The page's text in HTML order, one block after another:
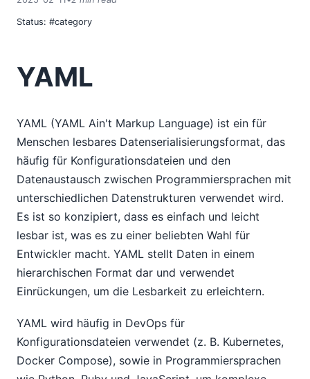
2010
2009
Status: #category
YAML
YAML (YAML Ain't Markup Language) ist ein für
Menschen lesbares Datenserialisierungsformat, das
häufig für Konfigurationsdateien und den
Datenaustausch zwischen Programmiersprachen mit
unterschiedlichen Datenstrukturen verwendet wird.
Es ist so konzipiert, dass es einfach und leicht
lesbar ist, was es zu einer beliebten Wahl für
Entwickler macht. YAML stellt Daten in einem
hierarchischen Format dar und verwendet
Einrückungen, um die Lesbarkeit zu erleichtern.
YAML wird häufig in DevOps für
Konfigurationsdateien verwendet (z. B. Kubernetes,
Docker Compose), sowie in Programmiersprachen